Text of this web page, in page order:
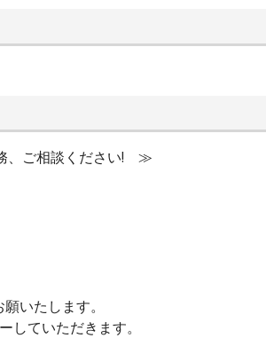
、ご相談ください! ≫
いたします。
していただきます。